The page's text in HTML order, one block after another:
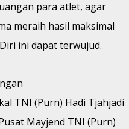
para atlet, agar
meraih hasil maksimal
ini dapat terwujud.
TNI (Purn) Hadi Tjahjadi
Mayjend TNI (Purn)